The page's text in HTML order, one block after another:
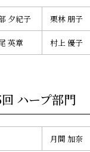
夕紀子 栗林 朋子
英章 村上 優子
ハープ部門
月間 加奈